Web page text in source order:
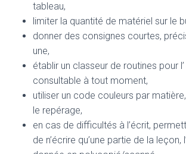
tableau,
limiter la quantité de matériel sur le
donner des consignes courtes,
une,
établir un classeur de routines pour
consultable à tout moment,
utiliser un code couleurs par
le repérage,
en cas de difficultés à l’écrit,
de n’écrire qu’une partie de la leçon,